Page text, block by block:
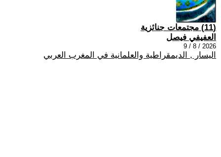
(11) مجتمعات جنائزية
العفيفي فيصل
2026 / 8 / 9
اليسار , الديمقراطية والعلمانية في المغرب العربي